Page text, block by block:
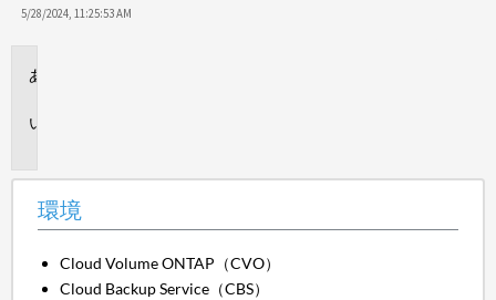
5/28/2024, 11:25:53 AM
環境
Cloud Volume ONTAP（CVO）
Cloud Backup Service（CBS）